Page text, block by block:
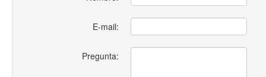
E-mail:
Pregunta: